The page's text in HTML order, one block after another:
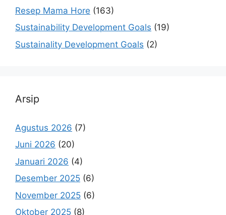
Resep Mama Hore (163)
Sustainability Development Goals (19)
Sustainality Development Goals (2)
Arsip
Agustus 2026 (7)
Juni 2026 (20)
Januari 2026 (4)
Desember 2025 (6)
November 2025 (6)
Oktober 2025 (8)